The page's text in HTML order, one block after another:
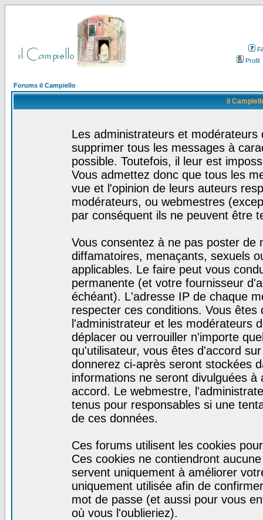
Profil
Forums il Campiello
il
Les administrateurs et
supprimer tous les messages à
possible. Toutefois, il leur est
Vous admettez donc que tous les
vue et l'opinion de leurs auteurs
modérateurs, ou webmestres
par conséquent ils ne peuvent être
Vous consentez à ne pas poster de
diffamatoires, menaçants, sexuels
applicables. Le faire peut vous
permanente (et votre fournisseur
échéant). L'adresse IP de chaque
respecter ces conditions. Vous
l'administrateur et les modérateurs
déplacer ou verrouiller n'importe
qu'utilisateur, vous êtes d'accord
donnerez ci-après seront stockées
informations ne seront divulguées
accord. Le webmestre,
tenus pour responsables si une
de ces données.
Ces forums utilisent les cookies
Ces cookies ne contiendront
servent uniquement à améliorer
uniquement utilisée afin de
mot de passe (et aussi pour vous
où vous l'oublieriez).